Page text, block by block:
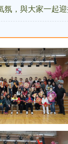
氛，與大家一起